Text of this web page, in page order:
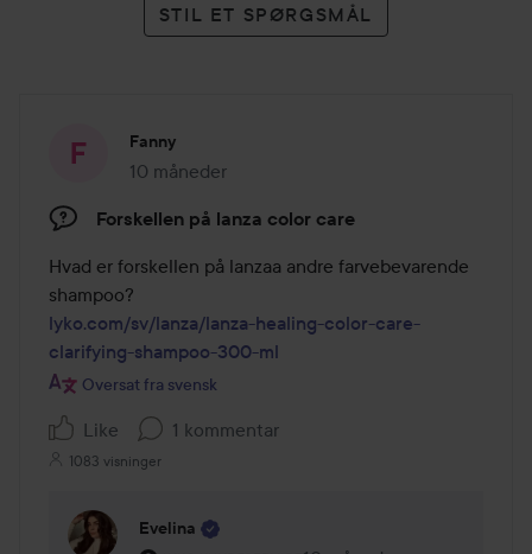
STIL ET SPØRGSMÅL
Fanny
10 måneder
Posten blev oprettet 10 måneder
Forskellen på lanza color care
Hvad er forskellen på lanzaa andre farvebevarende
lyko.com/sv/lanza/lanza-healing-color-care-
clarifying-shampoo-300-ml
Oversat fra svensk
Like 1 kommentar
1083 visninger
Evelina